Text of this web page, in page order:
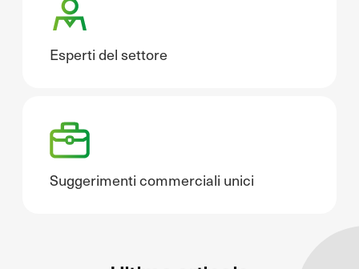
Esperti del settore
Suggerimenti commerciali unici